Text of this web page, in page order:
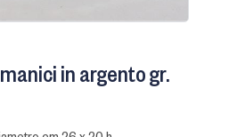
in argento gr.